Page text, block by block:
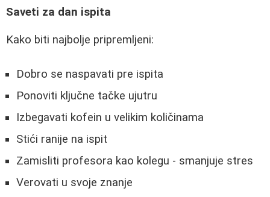
Saveti za dan ispita
Kako biti najbolje pripremljeni:
Dobro se naspavati pre ispita
Ponoviti ključne tačke ujutru
Izbegavati kofein u velikim količinama
Stići ranije na ispit
Zamisliti profesora kao kolegu - smanjuje stres
Verovati u svoje znanje